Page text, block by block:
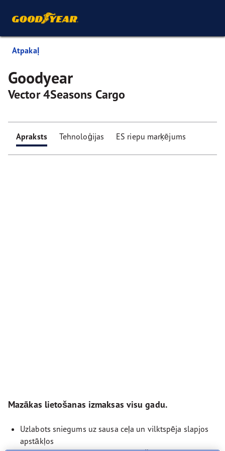
Atpakaļ
Goodyear
Vector 4Seasons Cargo
Apraksts Tehnoloģijas ES riepu marķējums
Mazākas lietošanas izmaksas visu gadu.
Uzlabots sniegums uz sausa ceļa un vilktspēja slapjos
apstākļos